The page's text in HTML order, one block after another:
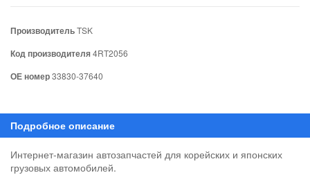
ПроизводительTSK
Код производителя4RT2056
ОЕ номер33830-37640
Интернет-магазин автозапчастей для корейских и японских
грузовых автомобилей.